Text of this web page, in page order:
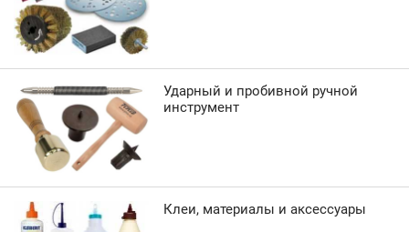
Ударный и пробивной ручной
инструмент
Клеи, материалы и аксессуары